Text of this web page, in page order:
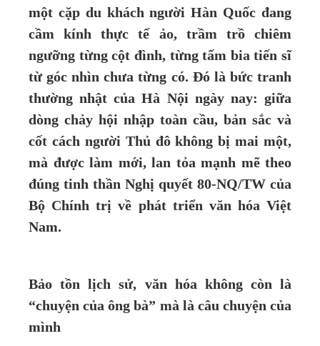
một cặp du khách người Hàn Quốc đang
cầm kính thực tế ảo, trầm trồ chiêm
ngưỡng từng cột đình, từng tấm bia tiến sĩ
từ góc nhìn chưa từng có. Đó là bức tranh
thường nhật của Hà Nội ngày nay: giữa
dòng chảy hội nhập toàn cầu, bản sắc và
cốt cách người Thủ đô không bị mai một,
mà được làm mới, lan tỏa mạnh mẽ theo
đúng tinh thần Nghị quyết 80-NQ/TW của
Bộ Chính trị về phát triển văn hóa Việt
Nam.
Bảo tồn lịch sử, văn hóa không còn là
“chuyện của ông bà” mà là câu chuyện của
mình